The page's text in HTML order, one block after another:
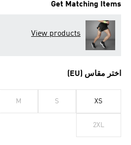
Get Matching Items
View products
اختر مقاس (EU)
XS
S
M
2XL